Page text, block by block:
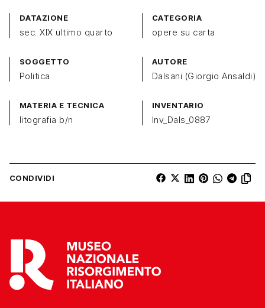
DATAZIONE
sec. XIX ultimo quarto
CATEGORIA
opere su carta
SOGGETTO
Politica
AUTORE
Dalsani (Giorgio Ansaldi)
MATERIA E TECNICA
litografia b/n
INVENTARIO
Inv_Dals_0887
CONDIVIDI